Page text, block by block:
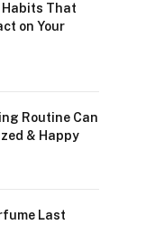
Habits That
on Your
Routine Can
& Happy
Last